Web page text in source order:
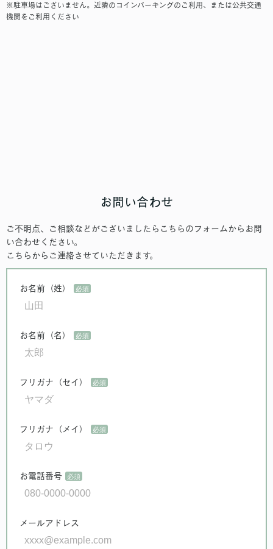
※駐車場はございません。近隣のコインパーキングのご利用、または公共交通
機関をご利用ください
お問い合わせ
ご不明点、ご相談などがございましたらこちらのフォームからお問
い合わせください。
こちらからご連絡させていただきます。
お名前（姓）
お名前（名）
フリガナ（セイ）
フリガナ（メイ）
お電話番号
メールアドレス